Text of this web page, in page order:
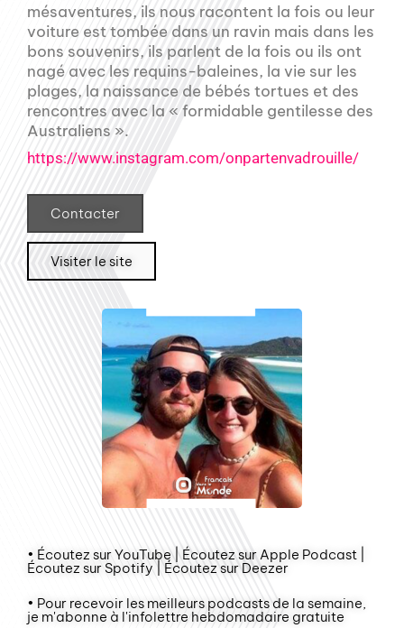
mésaventures, ils nous racontent la fois ou leur
voiture est tombée dans un ravin mais dans les
bons souvenirs, ils parlent de la fois ou ils ont
nagé avec les requins-baleines, la vie sur les
plages, la naissance de bébés tortues et des
rencontres avec la « formidable gentilesse des
Australiens ».
https://www.instagram.com/onpartenvadrouille/
Contacter
Visiter le site
• Écoutez sur YouTube | Écoutez sur Apple Podcast |
Écoutez sur Spotify | Écoutez sur Deezer
• Pour recevoir les meilleurs podcasts de la semaine,
je m'abonne à l'infolettre hebdomadaire gratuite